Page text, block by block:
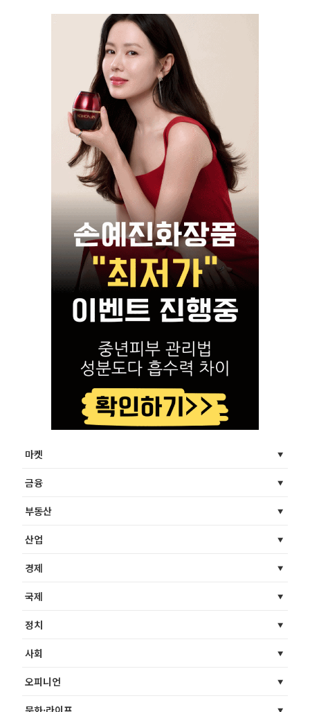
마켓
금융
부동산
산업
경제
국제
정치
사회
오피니언